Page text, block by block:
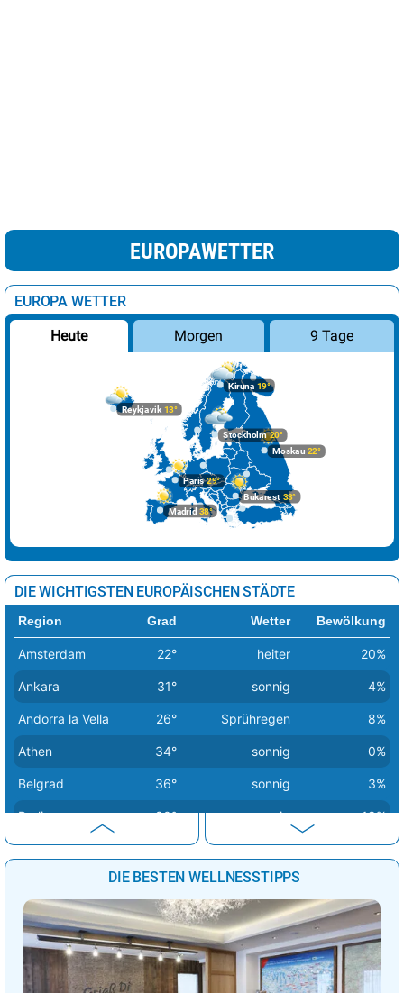
EUROPAWETTER
EUROPA WETTER
Heute Morgen 9 Tage
Paris29°
Bukarest33°
Stockholm20°
Madrid 38°
Moskau 22°
Kiruna 19°
Reykjavik 13°
DIE WICHTIGSTEN EUROPÄISCHEN STÄDTE
Region Grad Wetter Bewölkung
Amsterdam 22° heiter 20%
Ankara 31° sonnig 4%
Andorra la Vella 26° Sprühregen 8%
Athen 34° sonnig 0%
Belgrad 36° sonnig 3%
Berlin 30° sonnig 19%
Bern 28° Regenschauer 25%
35° sonnig
Brüssel 27° sonnig 13%
Budapest 34° sonnig 9%
Bukarest 33° sonnig
DIE BESTEN WELLNESSTIPPS